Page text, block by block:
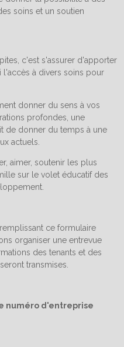
soins et un soutien
c'est s'assurer d'apporter
l'accès à divers soins pour
donner du sens à vos
profondes, une
de donner du temps à une
actuels.
aimer, soutenir les plus
sur le volet éducatif des
ce formulaire
organiser une entrevue
des tenants et des
transmises.
le numéro d'entreprise